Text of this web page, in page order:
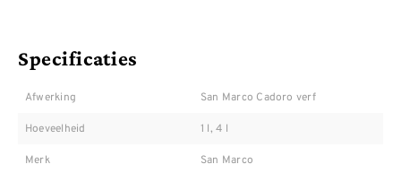
Specificaties
Afwerking San Marco Cadoro verf
Hoeveelheid 1 l, 4 l
Merk San Marco